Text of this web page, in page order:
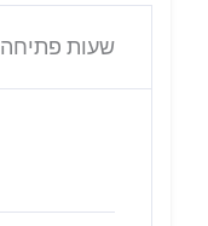
שעות פתיחה